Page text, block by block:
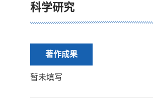
科学研究
著作成果
暂未填写